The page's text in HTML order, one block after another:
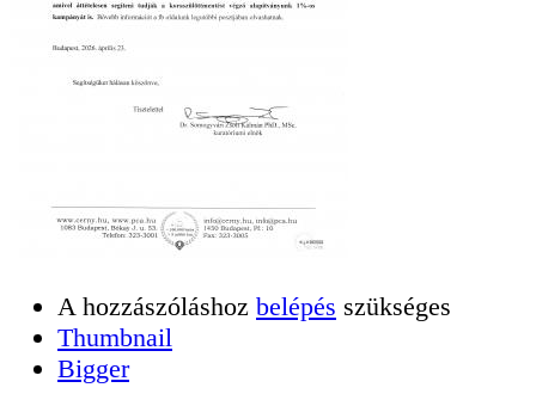
A hozzászóláshoz belépés szükséges
Thumbnail
Bigger